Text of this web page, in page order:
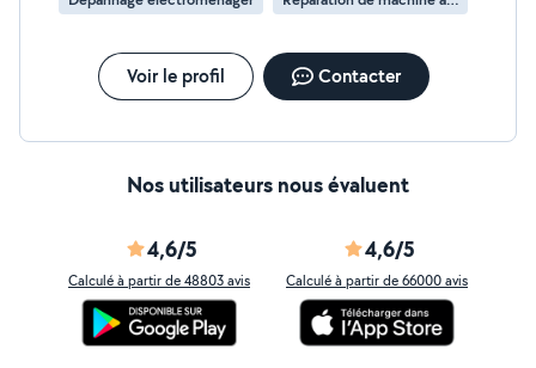
Voir le profil Contacter
Nos utilisateurs nous évaluent
4,6/5
Calculé à partir de 48803 avis
4,6/5
Calculé à partir de 66000 avis